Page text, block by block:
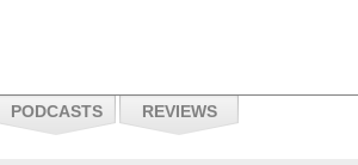
PODCASTS REVIEWS